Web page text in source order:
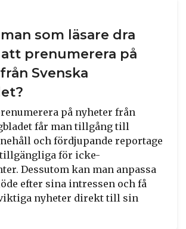
som läsare dra
prenumerera på
Svenska
på nyheter från
får man tillgång till
och fördjupande reportage
för icke-
Dessutom kan man anpassa
efter sina intressen och få
nyheter direkt till sin